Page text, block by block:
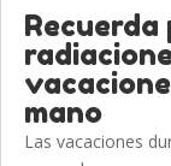
mano
Las vacaciones